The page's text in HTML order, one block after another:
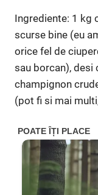
Ingrediente: 1 kg
scurse bine (eu
orice fel de
sau borcan), desi
champignon
(pot fi si mai